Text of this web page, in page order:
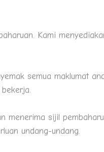
Kami
semua maklumat
menerima sijil
undang-undang.